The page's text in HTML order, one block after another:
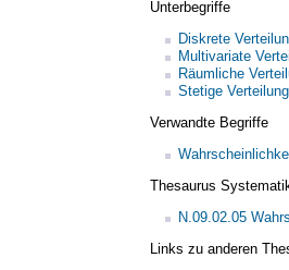
Unterbegriffe
Diskrete
Multivariate
Räumliche
Stetige Verteilung
Verwandte Begriffe
Thesaurus
N.09.02.05
Links zu anderen